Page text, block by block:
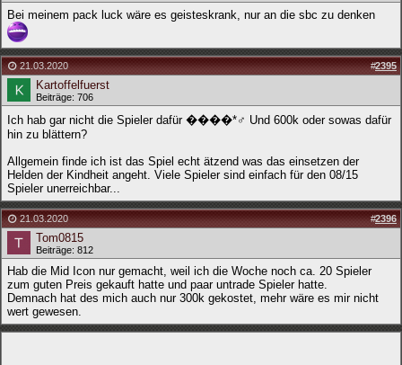
Bei meinem pack luck wäre es geisteskrank, nur an die sbc zu denken
21.03.2020 #2395
Kartoffelfuerst
Beiträge: 706
Ich hab gar nicht die Spieler dafür ����*♂️ Und 600k oder sowas dafür
hin zu blättern?
Allgemein finde ich ist das Spiel echt ätzend was das einsetzen der
Helden der Kindheit angeht. Viele Spieler sind einfach für den 08/15
Spieler unerreichbar...
21.03.2020 #2396
Tom0815
Beiträge: 812
Hab die Mid Icon nur gemacht, weil ich die Woche noch ca. 20 Spieler
zum guten Preis gekauft hatte und paar untrade Spieler hatte.
Demnach hat des mich auch nur 300k gekostet, mehr wäre es mir nicht
wert gewesen.